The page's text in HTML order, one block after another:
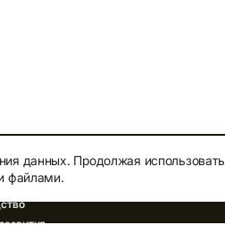
данных. Продолжая использовать
файлами.
ИННОВАЦИИ